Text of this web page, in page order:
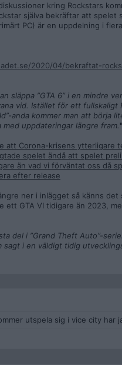
kring Rockstars
själva bekräftar att spelet
PC) är en uppdelning i
2020/04/bekraftat-
släppa ”GTA 6” i en mindre
vid. Istället för ett fullskaligt
anda kommer man att börja
uppdateringar längre fram."
att Corona-krisens ytterligare
spelet ändå att spelet
än vad vi förväntat oss då
efter release
ner i inlägget så känns det
ett GTA VI tidigare än 2023,
del i ”Grand Theft Auto”-
sagt i en väldigt tidig
utspela sig i vice city har